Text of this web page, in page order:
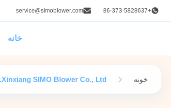
+86-373-5828637
service@simoblower.com
خانه
خونه Xinxiang SIMO Blower Co., Ltd. اطلاعات تماس